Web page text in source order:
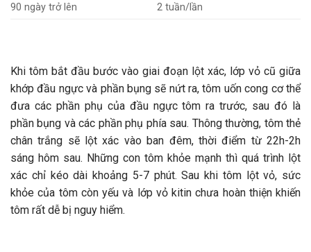
90 ngày trở lên
2 tuần/lần
Khi tôm bắt đầu bước vào giai đoạn lột xác, lớp vỏ cũ giữa
khớp đầu ngực và phần bụng sẽ nứt ra, tôm uốn cong cơ thể
đưa các phần phụ của đầu ngực tôm ra trước, sau đó là
phần bụng và các phần phụ phía sau. Thông thường, tôm thẻ
chân trắng sẽ lột xác vào ban đêm, thời điểm từ 22h-2h
sáng hôm sau. Những con tôm khỏe mạnh thì quá trình lột
xác chỉ kéo dài khoảng 5-7 phút. Sau khi tôm lột vỏ, sức
khỏe của tôm còn yếu và lớp vỏ kitin chưa hoàn thiện khiến
tôm rất dễ bị nguy hiểm.